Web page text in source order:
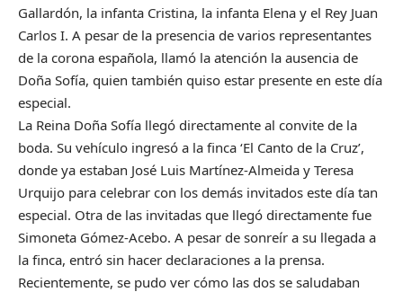
Gallardón, la infanta Cristina, la infanta Elena y el Rey Juan
Carlos I. A pesar de la presencia de varios representantes
de la corona española, llamó la atención la ausencia de
Doña Sofía, quien también quiso estar presente en este día
especial.
La Reina Doña Sofía llegó directamente al convite de la
boda. Su vehículo ingresó a la finca ‘El Canto de la Cruz’,
donde ya estaban José Luis Martínez-Almeida y Teresa
Urquijo para celebrar con los demás invitados este día tan
especial. Otra de las invitadas que llegó directamente fue
Simoneta Gómez-Acebo. A pesar de sonreír a su llegada a
la finca, entró sin hacer declaraciones a la prensa.
Recientemente, se pudo ver cómo las dos se saludaban